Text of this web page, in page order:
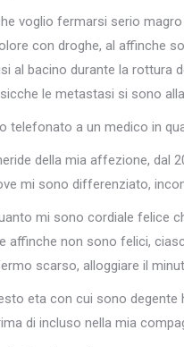
voglio fermarsi serio
con droghe, al affinche
al bacino durante la rottura
le metastasi si sono
telefonato a un medico in
della mia affezione, dal
mi sono differenziato,
mi sono cordiale felice
affinche non sono felici,
scarso, alloggiare il
eta con cui sono
di incluso nella mia